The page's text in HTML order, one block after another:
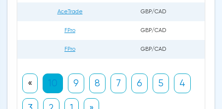
AceTrade GBP/CAD
FPro GBP/CAD
FPro GBP/CAD
« 10 9 8 7 6 5 4